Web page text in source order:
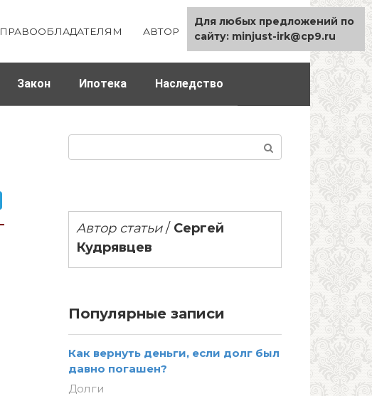
ПРАВООБЛАДАТЕЛЯМ АВТОР КАРТА САЙТА
Закон Ипотека Наследство
Автор статьи/ Сергей
Кудрявцев
Популярные записи
Как вернуть деньги, если долг был
давно погашен?
Долги
Для любых предложений по
сайту: minjust-irk@cp9.ru